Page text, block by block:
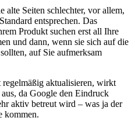
alte Seiten schlechter, vor allem,
entsprechen. Das
Produkt suchen erst all Ihre
und dann, wenn sie sich auf die
auf Sie aufmerksam
aktualisieren, wirkt
da Google den Eindruck
aktiv betreut wird – was ja der
kommen.